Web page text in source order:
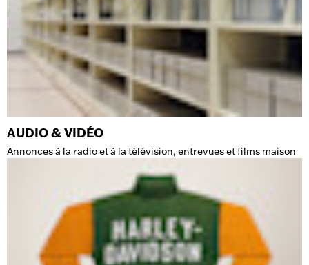
AUDIO & VIDÉO
Annonces à la radio et à la télévision, entrevues et films maison